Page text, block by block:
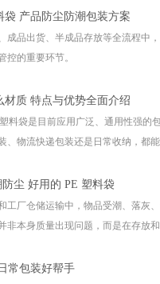
袋 产品防尘防潮包装方案
成品出货、半成品存放等全流程中
控的重要环节。
材质 特点与优势全面介绍
料袋是目前应用广泛、通用性强的
、物流快递包装还是日常收纳，都
尘 好用的 PE 塑料袋
工厂仓储运输中，物品受潮、落灰
非本身质量出现问题，而是在存放
常包装好帮手